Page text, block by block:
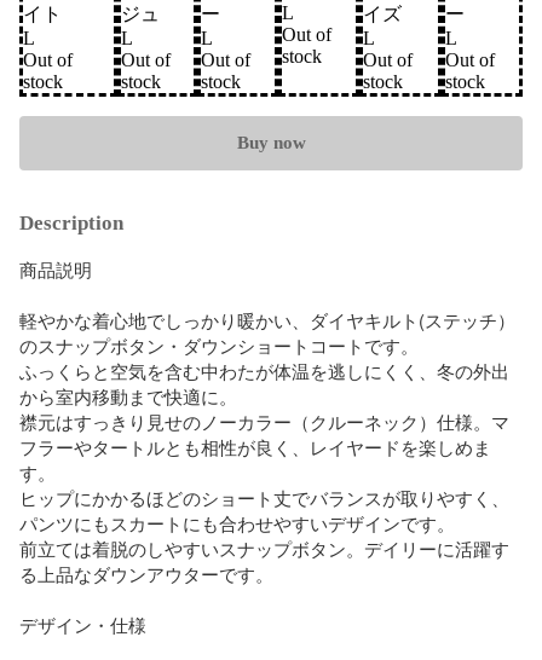
イト
L
Out of
stock
ジュ
L
Out of
stock
ー
L
Out of
stock
L
Out of
stock
イズ
L
Out of
stock
ー
L
Out of
stock
Buy now
Description
商品説明
軽やかな着心地でしっかり暖かい、ダイヤキルト(ステッチ）
のスナップボタン・ダウンショートコートです。
ふっくらと空気を含む中わたが体温を逃しにくく、冬の外出
から室内移動まで快適に。
襟元はすっきり見せのノーカラー（クルーネック）仕様。マ
フラーやタートルとも相性が良く、レイヤードを楽しめま
す。
ヒップにかかるほどのショート丈でバランスが取りやすく、
パンツにもスカートにも合わせやすいデザインです。
前立ては着脱のしやすいスナップボタン。デイリーに活躍す
る上品なダウンアウターです。
デザイン・仕様